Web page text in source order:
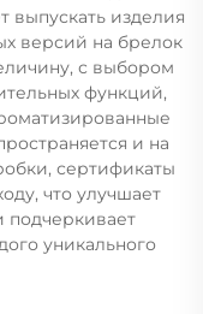
выпускать изделия
версий на брелок
с выбором
функций,
и на
сертификаты
что улучшает
подчеркивает
уникального